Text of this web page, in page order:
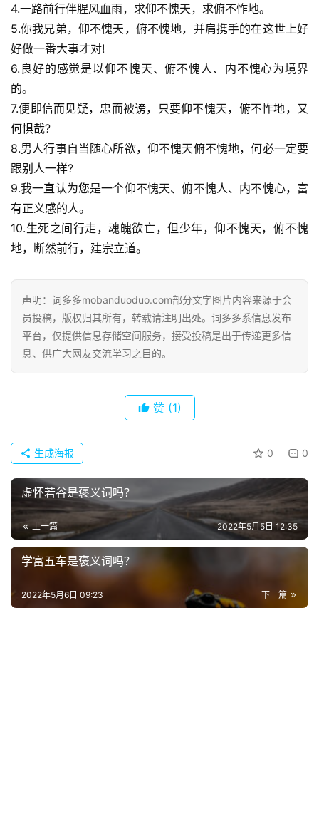
4.一路前行伴腥风血雨，求仰不愧天，求俯不怍地。
5.你我兄弟，仰不愧天，俯不愧地，并肩携手的在这世上好
好做一番大事才对!
6.良好的感觉是以仰不愧天、俯不愧人、内不愧心为境界
的。
7.便即信而见疑，忠而被谤，只要仰不愧天，俯不怍地，又
何惧哉?
8.男人行事自当随心所欲，仰不愧天俯不愧地，何必一定要
跟别人一样?
9.我一直认为您是一个仰不愧天、俯不愧人、内不愧心，富
有正义感的人。
10.生死之间行走，魂魄欲亡，但少年，仰不愧天，俯不愧
地，断然前行，建宗立道。
声明：词多多mobanduoduo.com部分文字图片内容来源于会
员投稿，版权归其所有，转载请注明出处。词多多系信息发布
平台，仅提供信息存储空间服务，接受投稿是出于传递更多信
息、供广大网友交流学习之目的。
赞 (1)
0 0
生成海报
虚怀若谷是褒义词吗？
上一篇 2022年5月5日 12:35
学富五车是褒义词吗？
下一篇
2022年5月6日 09:23